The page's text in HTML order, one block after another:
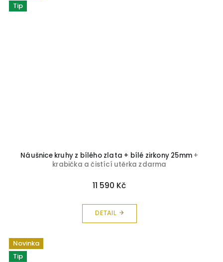
Tip
Náušnice kruhy z bílého zlata + bílé zirkony 25mm +
krabička a čistící utěrka zdarma
11 590 Kč
DETAIL
Novinka
Tip